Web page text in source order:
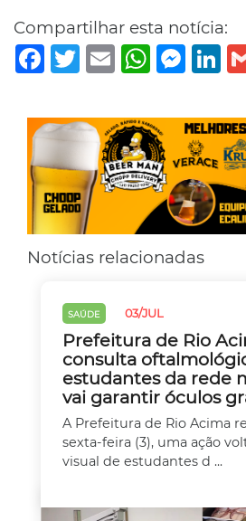
Compartilhar esta notícia:
Facebook
TwitterEmail WhatsApp
Notícias relacionadas
SAÚDE 03/JUL
Prefeitura de Rio
consulta
estudantes da rede
vai garantir óculos
A Prefeitura de Rio Acima
sexta-feira (3), uma ação
visual de estudantes d ...